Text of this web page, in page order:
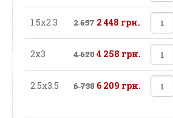
1.5х2.3 2 657 2 448 грн.
2х3 4 6204 258 грн.
2.5х3.5 6 738 6 209 грн.